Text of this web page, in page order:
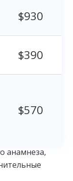
$930
$390
$570
анамнеза,